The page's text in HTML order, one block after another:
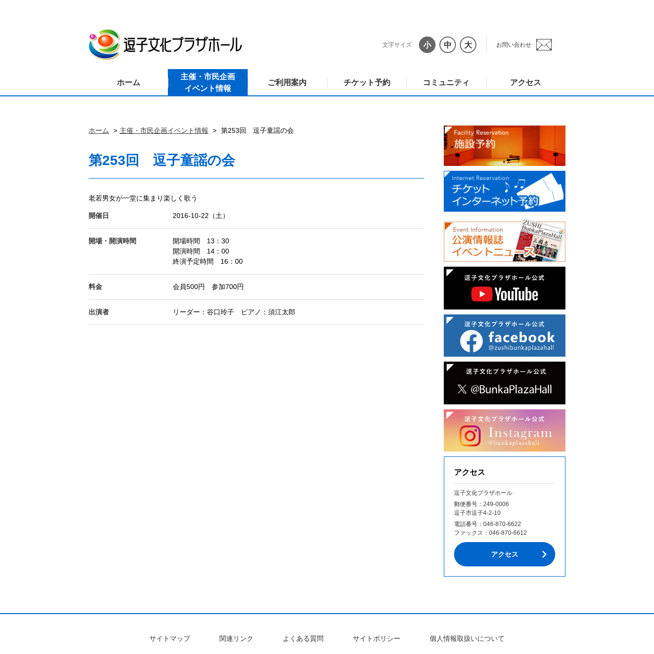
文字サイズ 小 中 大 お問い合わせ
ホーム
主催・市民企画
イベント情報
ご利用案内 チケット予約 コミュニティ アクセス
ホーム 主催・市民企画イベント情報 第253回 逗子童謡の会
第253回 逗子童謡の会
老若男女が一堂に集まり楽しく歌う
開催日 2016-10-22（土）
開場・開演時間
開場時間 13：30
開演時間 14：00
終演予定時間 16：00
料金 会員500円 参加700円
出演者 リーダー：谷口玲子 ピアノ：須江太郎
アクセス
逗子文化プラザホール
郵便番号：249‐0006
逗子市逗子4-2-10
電話番号： 046-870-6622
ファックス： 046-870-6612
アクセス
サイトマップ 関連リンク よくある質問 サイトポリシー 個人情報取扱いについて